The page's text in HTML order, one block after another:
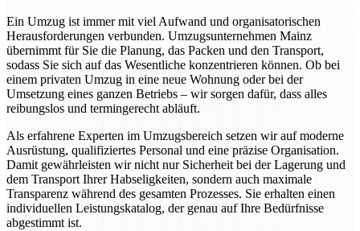
Ein Umzug ist immer mit viel Aufwand und organisatorischen
Herausforderungen verbunden. Umzugsunternehmen Mainz
übernimmt für Sie die Planung, das Packen und den Transport,
sodass Sie sich auf das Wesentliche konzentrieren können. Ob bei
einem privaten Umzug in eine neue Wohnung oder bei der
Umsetzung eines ganzen Betriebs – wir sorgen dafür, dass alles
reibungslos und termingerecht abläuft.
Als erfahrene Experten im Umzugsbereich setzen wir auf moderne
Ausrüstung, qualifiziertes Personal und eine präzise Organisation.
Damit gewährleisten wir nicht nur Sicherheit bei der Lagerung und
dem Transport Ihrer Habseligkeiten, sondern auch maximale
Transparenz während des gesamten Prozesses. Sie erhalten einen
individuellen Leistungskatalog, der genau auf Ihre Bedürfnisse
abgestimmt ist.